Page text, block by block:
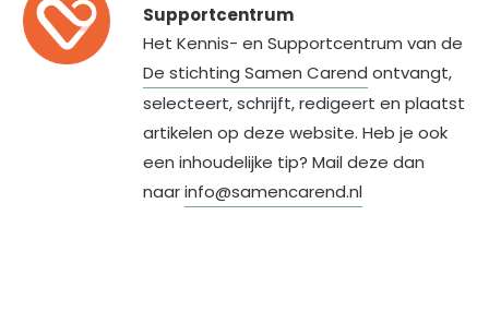
Supportcentrum
Het Kennis- en Supportcentrum van de
De stichting Samen Carend ontvangt,
selecteert, schrijft, redigeert en plaatst
artikelen op deze website. Heb je ook
een inhoudelijke tip? Mail deze dan
naarinfo@samencarend.nl